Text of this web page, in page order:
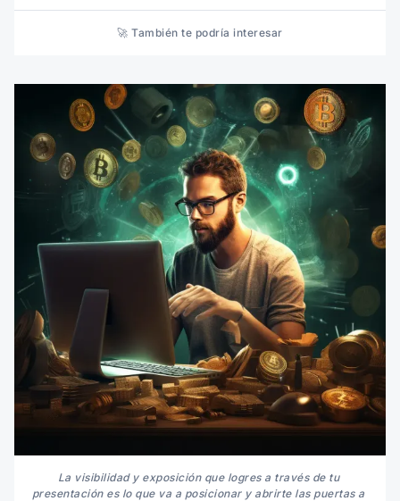
🚀 También te podría interesar
La visibilidad y exposición que logres a través de tu
presentación es lo que va a posicionar y abrirte las puertas a